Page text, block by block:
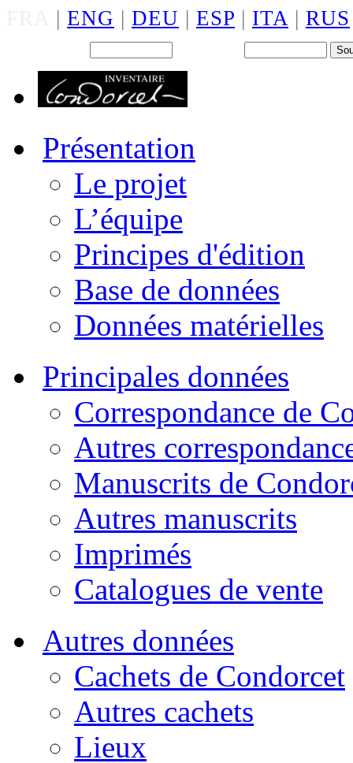
| ENG | DEU | ESP | ITA | RUS
Présentation
Le projet
L’équipe
Principes d'édition
Base de données
Données matérielles
Principales données
Correspondance de
Autres
Manuscrits de
Autres manuscrits
Imprimés
Catalogues de vente
Autres données
Cachets de Condorcet
Autres cachets
Lieux